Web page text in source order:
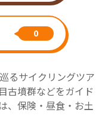
0
るサイクリングツア
古墳群などをガイド
、保険・昼食・お土